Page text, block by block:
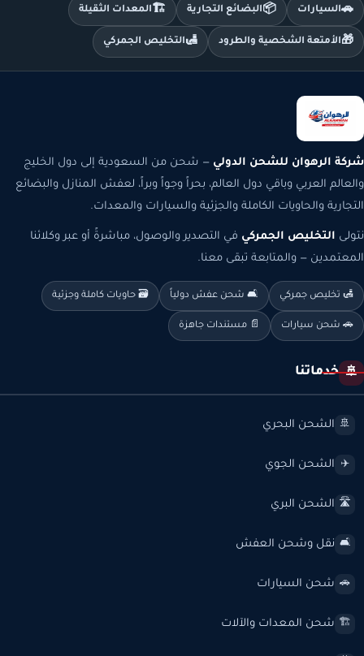
🚗السيارات 📦البضائع التجارية 🏗️المعدات الثقيلة
🎁الأمتعة الشخصية والطرود 🛃التخليص الجمركي
شركة الرهوان للشحن الدولي — شحن من السعودية إلى دول الخليج
والعالم العربي وباقي دول العالم، بحراً وجواً وبراً، لعفش المنازل والبضائع
التجارية والحاويات الكاملة والجزئية والسيارات والمعدات.
نتولى التخليص الجمركي في التصدير والوصول، مباشرةً أو عبر وكلائنا
المعتمدين — والمتابعة تبقى معنا.
🛃 تخليص جمركي 🛋️ شحن عفش دولياً 🗃️ حاويات كاملة وجزئية
🚗 شحن سيارات 📄 مستندات جاهزة
🚢 خدماتنا
🚢 الشحن البحري
✈️ الشحن الجوي
🛣️ الشحن البري
🛋️ نقل وشحن العفش
🚗 شحن السيارات
🏗️ شحن المعدات والآلات